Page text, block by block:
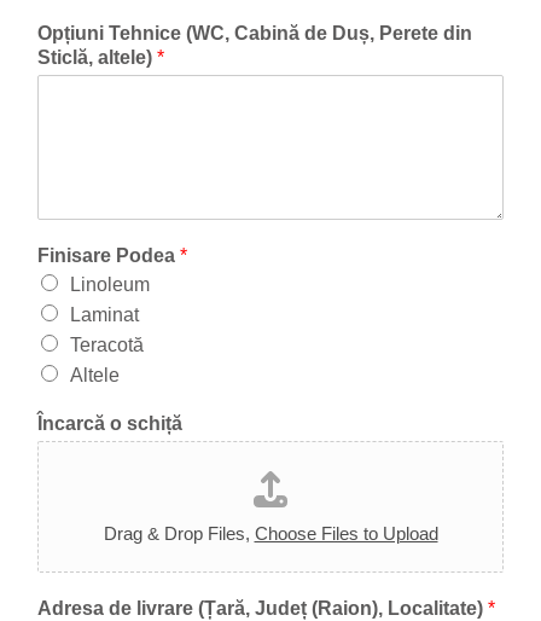
Opțiuni Tehnice (WC, Cabină de Duș, Perete din
Sticlă, altele) *
Finisare Podea *
Linoleum
Laminat
Teracotă
Altele
Încarcă o schiță
Drag & Drop Files, Choose Files to Upload
Adresa de livrare (Țară, Județ (Raion), Localitate) *